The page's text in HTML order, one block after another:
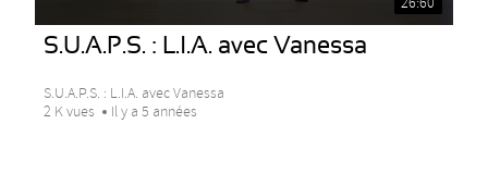
S.U.A.P.S. : L.I.A. avec Vanessa
S.U.A.P.S. : L.I.A. avec Vanessa
2 K vues
Il y a 5 années